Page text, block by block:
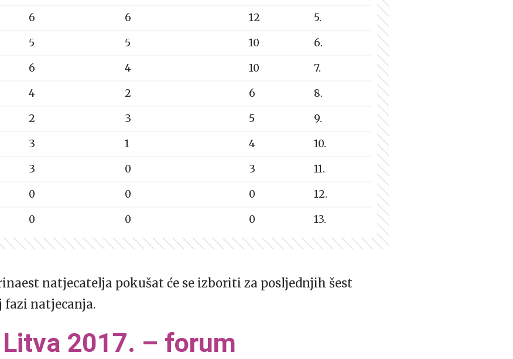
6 6 12
5.
5 5 10
6.
6 4 10
7.
4 2 6
8.
2 3 5
9.
3 1 4
10.
3 0 3
11.
0 0 0
12.
0 0 0 13.
natjecatelja pokušat će se izboriti za posljednjih šest
fazi natjecanja.
Litva 2017. – forum